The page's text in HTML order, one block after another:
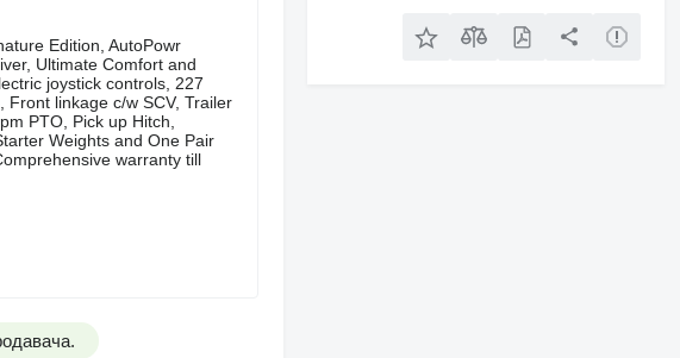
Edition, AutoPowr
Ultimate Comfort and
joystick controls, 227
linkage c/w SCV, Trailer
PTO, Pick up Hitch,
Weights and One Pair
warranty till